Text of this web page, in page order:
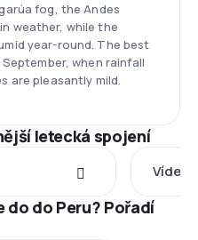
fog, the Andes
weather, while the
year-round. The best
when rainfall
are pleasantly mild.
letecká spojení
Vídeň
do Peru? Pořadí